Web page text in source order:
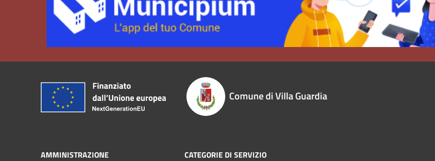
Comune di Villa Guardia
AMMINISTRAZIONE CATEGORIE DI SERVIZIO